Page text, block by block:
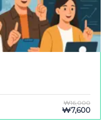
₩16,000
₩7,600